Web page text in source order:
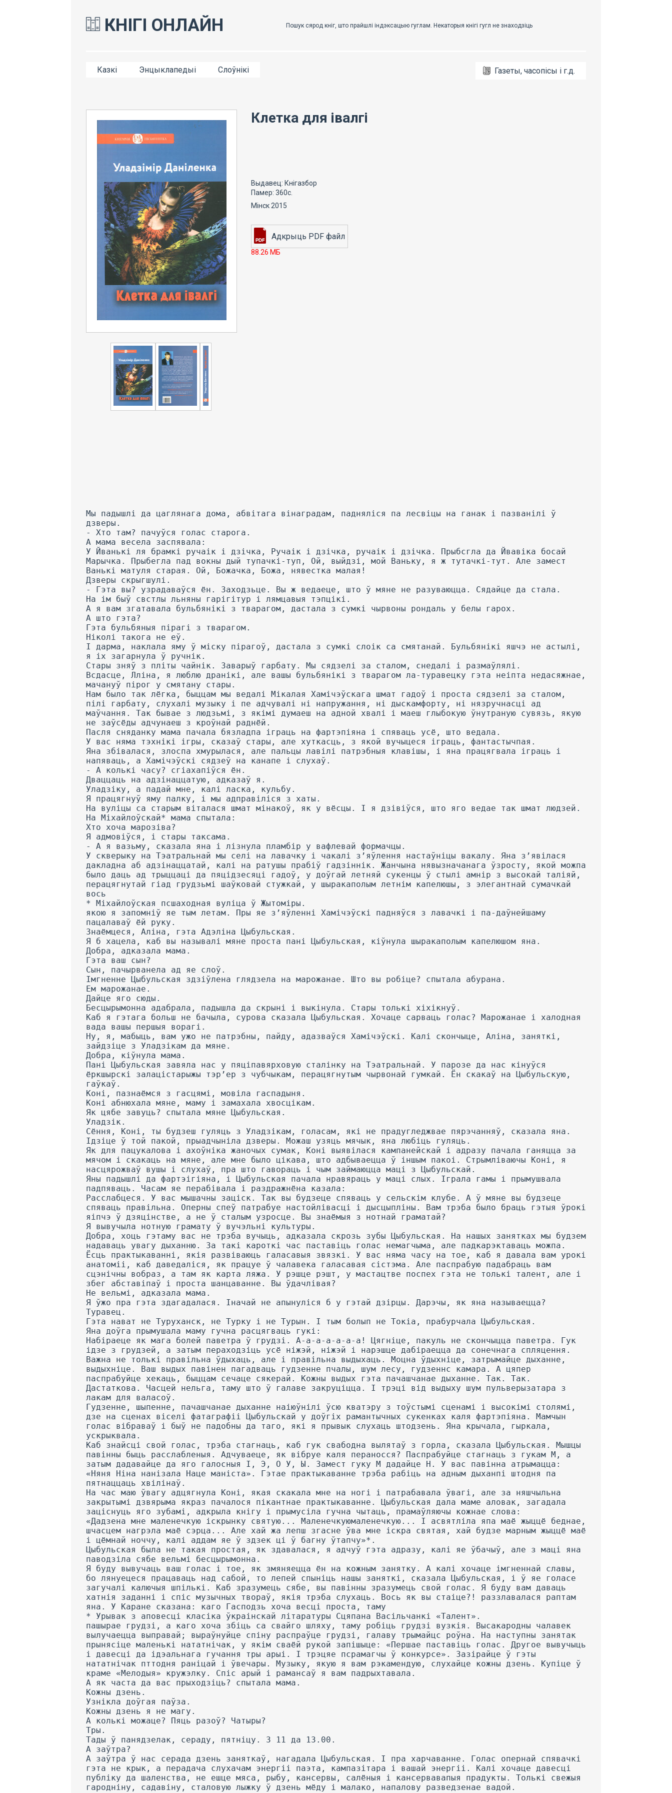
КНІГІ ОНЛАЙН
Казкі Энцыклапедыі Слоўнікі Газеты, часопісы і г.д.
Клетка для івалгі
Выдавец: Кнігазбор
Памер: 360с.
Мінск 2015
88.26 МБ
Мы падышлі да цаглянага дома, абвітага вінаградам, падняліся па лесвіцы на ганак і пазванілі ў
дзверы.
- Хто там? пачуўся голас старога.
А мама весела заспявала:
У Йванькі ля брамкі ручаік і дзічка, Ручаік і дзічка, ручаік і дзічка. Прыбсгла да Йвавіка босай
Марычка. Прыбегла пад вокны дый тупачкі-туп, Ой, выйдзі, мой Ваньку, я ж тутачкі-тут. Але замест
Ванькі матуля старая. Ой, Божачка, Божа, нявестка малая!
Дзверы скрыгшулі.
- Гэта вы? узрадаваўся ён. Заходзьце. Вы ж ведаеце, што ў мяне не разуваюцца. Сядайце да стала.
На ім быў свстлы льняны гарігітур і лямцавыя тэпцікі.
А я вам згатавала бульбянікі з тварагом, дастала з сумкі чырвоны рондаль у белы гарох.
А што гэта?
Гэта бульбяныя пірагі з тварагом.
Ніколі такога не еў.
I дарма, наклала яму ў міску пірагоў, дастала з сумкі слоік са смятанай. Бульбянікі яшчэ не астылі,
я іх загарнула ў ручнік.
Стары зняў з пліты чайнік. Заварыў гарбату. Мы сядзелі за сталом, снедалі і размаўлялі.
Всдасце, Лліна, я люблю дранікі, але вашы бульбянікі з тварагом ла-туравецку гэта неіпта недасяжнае,
мачануў пірог у смятану стары.
Нам было так лёгка, быццам мы ведалі Мікалая Хамічэўскага шмат гадоў і проста сядзелі за сталом,
пілі гарбату, слухалі музыку і пе адчувалі ні напружання, ні дыскамфорту, ні нязручнасці ад
маўчання. Так бывае з людзьмі, з якімі думаеш на адной хвалі і маеш глыбокую ўнутраную сувязь, якую
не заўсёды адчунаеш з кроўнай раднёй.
Пасля сняданку мама пачала бязладпа іграць на фартэпіяна і спяваць усё, што ведала.
У вас няма тэхнікі ігры, сказаў стары, але хуткасць, з якой вучыцеся іграць, фантастычпая.
Яна збівалася, злоспа хмурылася, але пальцы лавілі патрэбныя клавішы, і яна працягвала іграць і
напяваць, а Хамічэўскі сядзеў на канапе і слухаў.
- А колькі часу? сгіахапіўся ён.
Дваццаць на адзінаццатую, адказаў я.
Уладзіку, а падай мне, калі ласка, кульбу.
Я працягнуў яму палку, і мы адправіліся з хаты.
На вуліцы са старым віталася шмат мінакоў, як у вёсцы. I я дзівіўся, што яго ведае так шмат людзей.
На Міхайлоўскай* мама спытала:
Хто хоча марозіва?
Я адмовіўся, і стары таксама.
- А я вазьму, сказала яна і лізнула пламбір у вафлевай формачцы.
У скверыку на Тэатральнай мы селі на лавачку і чакалі з’яўлення настаўніцы вакалу. Яна з’явілася
дакладна аб адзінаццатай, калі на ратушы прабіў гадзіннік. Жанчына нявызначанага ўзросту, якой можпа
было даць ад трыццаці да пяцідзесяці гадоў, у доўгай летняй сукенцы ў стылі амнір з высокай таліяй,
перацягнутай гіад грудзьмі шаўковай стужкай, у шыракаполым летнім капелюшы, з элегантнай сумачкай
вось
* Міхайлоўская псшаходная вуліца ў Жытоміры.
якою я запомніў яе тым летам. Пры яе з’яўленні Хамічэўскі падняўся з лавачкі і па-даўнейшаму
пацалаваў ёй руку.
Знаёмцеся, Аліна, гэта Адэліна Цыбульская.
Я б хацела, каб вы называлі мяне проста пані Цыбульская, кіўнула шыракаполым капелюшом яна.
Добра, адказала мама.
Гэта ваш сын?
Сын, пачырванела ад яе слоў.
Імгненне Цыбульская здзіўлена глядзела на марожанае. Што вы робіце? спытала абурана.
Ем марожанае.
Дайце яго сюды.
Бесцырымонна адабрала, падышла да скрыні і выкінула. Стары толькі хіхікнуў.
Каб я гэтага больш не бачыла, сурова сказала Цыбульская. Хочаце сарваць голас? Марожанае і халодная
вада вашы першыя ворагі.
Ну, я, мабыць, вам ужо не патрэбны, пайду, адазваўся Хамічэўскі. Калі скончыце, Аліна, заняткі,
зайдзіце з Уладзікам да мяне.
Добра, кіўнула мама.
Пані Цыбульская завяла нас у пяціпавярховую сталінку на Тэатральнай. У парозе да нас кінуўся
ёркшырскі залацістарыжы тэр’ер з чубчыкам, перацягнутым чырвонай гумкай. Ён скакаў на Цыбульскую,
гаўкаў.
Коні, пазнаёмся з гасцямі, мовіла гаспадыня.
Коні абнюхала мяне, маму і замахала хвосцікам.
Як цябе завуць? спытала мяне Цыбульская.
Уладзік.
Сёння, Коні, ты будзеш гуляць з Уладзікам, голасам, які не прадугледжвае пярэчанняў, сказала яна.
Ідзіце ў той пакой, прыадчыніла дзверы. Можаш узяць мячык, яна любіць гуляць.
Як для пацукалова і ахоўніка жаночых сумак, Коні выявілася кампанейскай і адразу пачала ганяцца за
мячом і скакаць на мяне, але мне было цікава, што адбываецца ў іншым пакоі. Стрымліваючы Коні, я
насцярожваў вушы і слухаў, пра што гавораць і чым займаюцца маці з Цыбульскай.
Яны падышлі да фартэігіяна, і Цыбульская пачала нравяраць у маці слых. Іграла гамы і прымушвала
падпяваць. Часам яе перабівала і раздражнёна казала:
Расслабцеся. У вас мышачны заціск. Так вы будзеце спяваць у сельскім клубе. А ў мяне вы будзеце
спяваць правільна. Оперны спеў патрабуе настойлівасці і дысцыпліны. Вам трэба было браць гэтыя ўрокі
яіпчэ ў дзяцінстве, а не ў сталым узросце. Вы знаёмыя з нотнай граматай?
Я вывучыла нотную грамату ў вучэльні культуры.
Добра, хоць гэтаму вас не трэба вучыць, адказала скрозь зубы Цыбульская. На нашых занятках мы будзем
надаваць увагу дыханню. За такі кароткі час паставіць голас немагчыма, але падкарэктаваць можпа.
Ёсць практыкаванні, якія развіваюць галасавыя звязкі. У вас няма часу на тое, каб я давала вам урокі
анатоміі, каб даведаліся, як працуе ў чалавека галасавая сістэма. Але паспрабую падабраць вам
сцэнічны вобраз, а там як карта ляжа. У рэшце рэшт, у мастацтве поспех гэта не толькі талент, але і
збег абставіпаў і проста шанцаванне. Вы ўдачлівая?
He вельмі, адказала мама.
Я ўжо пра гэта здагадалася. Іначай не апынуліся б у гэтай дзірцы. Дарэчы, як яна называецца?
Туравец.
Гэта нават не Туруханск, не Турку і не Турын. I тым болып не Токіа, прабурчала Цыбульская.
Яна доўга прымушала маму гучна расцягваць гукі:
Набіраеце як мага болей паветра ў грудзі. А-а-а-а-а-а-а! Цягніце, пакуль не скончыцца паветра. Гук
ідзе з грудзей, a затым пераходзіць усё ніжэй, ніжэй і нарэшце дабіраецца да сонечнага спляцення.
Важна не толькі правільна ўдыхаць, але і правільна выдыхаць. Моцна ўдыхніце, затрымайце дыханне,
выдыхніце. Ваш выдых павінен пагадваць гудзенне пчалы, шум лесу, гудзеннс камара. А цяпер
паспрабуйце хекаць, быццам сечаце сякерай. Кожны выдых гэта пачашчанае дыханне. Так. Так.
Дастаткова. Часцей нельга, таму што ў галаве закруціцца. I трэці від выдыху шум пульверызатара з
лакам для валасоў.
Гудзенне, шыпенне, пачашчанае дыханне наіюўнілі ўсю кватэру з тоўстымі сценамі і высокімі столямі,
дзе на сценах віселі фатаграфіі Цыбульскай у доўгіх рамантычных сукенках каля фартэпіяна. Мамчын
голас вібраваў і быў не падобны да таго, які я прывык слухаць штодзень. Яна крычала, гыркала,
ускрыквала.
Каб знайсці свой голас, трэба стагнаць, каб гук свабодна вылятаў з горла, сказала Цыбульская. Мышцы
павінны быць расслабленыя. Адчуваеце, як вібруе каля пераносся? Паспрабуйце стагнаць з гукам М, а
затым дадавайце да яго галосныя I, Э, О У, Ы. Замест гуку М дадайце Н. У вас павінна атрымацца:
«Няня Ніна нанізала Наце маніста». Гэтае практыкаванне трэба рабіць на адным дыханпі штодня па
пятнаццаць хвілінаў.
На час маю ўвагу адцягнула Коні, якая скакала мне на ногі і патрабавала ўвагі, але за няшчыльна
закрытымі дзвярыма якраз пачалося пікантнае практыкаванне. Цыбульская дала маме аловак, загадала
заціснуць яго зубамі, адкрыла кнігу і прымусіла гучна чытаць, прамаўляючы кожнае слова:
«Дадзена мне маленечкую іскрынку святую... Маленечкуюмаленечкую... I асвятліла япа маё жыццё беднае,
шчасцем нагрэла маё сэрца... Але хай жа лепш згасне ўва мне іскра святая, хай будзе марным жыццё маё
і цёмнай ноччу, калі аддам яе ў здзек ці ў багну ўтапчу»*.
Цыбульская была не такая простая, як здавалася, я адчуў гэта адразу, калі яе ўбачыў, але з маці яна
паводзіла сябе вельмі бесцырымонна.
Я буду вывучаць ваш голас і тое, як змяняецца ён на кожным занятку. А калі хочаце імгненнай славы,
бо лянуецеся працаваць над сабой, то лепей спыніць нашы заняткі, сказала Цыбульская, і ў яе голасе
загучалі калючыя шпількі. Каб зразумець сябе, вы павінны зразумець свой голас. Я буду вам даваць
хатнія заданні і спіс музычных твораў, якія трэба слухаць. Вось як вы стаіце?! раззлавалася раптам
яна. У Каране сказана: каго Гасподзь хоча весці проста, таму
* Урывак з аповесці класіка ўкраінскай літаратуры Сцяпана Васільчанкі «Талент».
пашырае грудзі, а каго хоча збіць са свайго шляху, таму робіць грудзі вузкія. Высакародны чалавек
вылучаецца выправай; выраўнуйце спіну распраўце грудзі, галаву трымайцс роўна. На наступны занятак
прынясіце маленькі нататнічак, у якім сваёй рукой запішыце: «Першае паставіць голас. Другое вывучыць
і давесці да ідэальнага гучання тры арыі. I трэцяе псрамагчы ў конкурсе». Зазірайце ў гэты
нататнічак пттодня раніцай і ўвечары. Музыку, якую я вам рэкамендую, слухайце кожны дзень. Купіце ў
краме «Мелодыя» кружэлку. Спіс арый і рамансаў я вам падрыхтавала.
А як часта да вас прыходзіць? спытала мама.
Кожны дзень.
Узнікла доўгая паўза.
Кожны дзень я не магу.
А колькі можаце? Пяць разоў? Чатыры?
Тры.
Тады ў панядзелак, сераду, пятніцу. 3 11 да 13.00.
А заўтра?
А заўтра ў нас серада дзень заняткаў, нагадала Цыбульская. I пра харчаванне. Голас опернай спявачкі
гэта не крык, а перадача слухачам энергіі паэта, кампазітара і вашай энергіі. Калі хочаце давесці
публіку да шаленства, не ешце мяса, рыбу, кансервы, салёныя і кансервавапыя прадукты. Толькі свежыя
гародніну, садавіну, сталовую лыжку ў дзень мёду і малако, напалову разведзенае вадой.